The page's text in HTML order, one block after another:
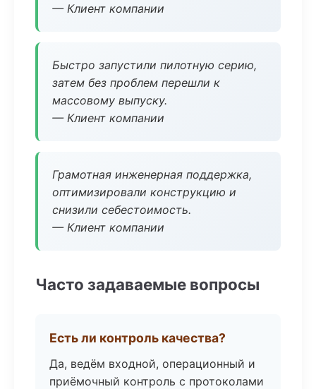
— Клиент компании
Быстро запустили пилотную серию,
затем без проблем перешли к
массовому выпуску.
— Клиент компании
Грамотная инженерная поддержка,
оптимизировали конструкцию и
снизили себестоимость.
— Клиент компании
Часто задаваемые вопросы
Есть ли контроль качества?
Да, ведём входной, операционный и
приёмочный контроль с протоколами